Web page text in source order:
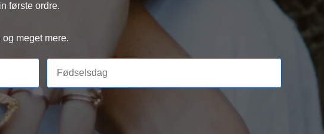
første ordre.
meget mere.